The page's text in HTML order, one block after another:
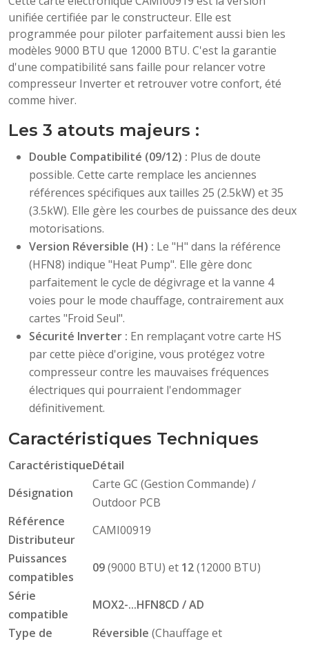
unifiée certifiée par le constructeur. Elle est
programmée pour piloter parfaitement aussi bien les
modèles 9000 BTU que 12000 BTU. C'est la garantie
d'une compatibilité sans faille pour relancer votre
compresseur Inverter et retrouver votre confort, été
comme hiver.
Les 3 atouts majeurs :
Double Compatibilité (09/12) : Plus de doute
possible. Cette carte remplace les anciennes
références spécifiques aux tailles 25 (2.5kW) et 35
(3.5kW). Elle gère les courbes de puissance des deux
motorisations.
Version Réversible (H) : Le "H" dans la référence
(HFN8) indique "Heat Pump". Elle gère donc
parfaitement le cycle de dégivrage et la vanne 4
voies pour le mode chauffage, contrairement aux
cartes "Froid Seul".
Sécurité Inverter : En remplaçant votre carte HS
par cette pièce d'origine, vous protégez votre
compresseur contre les mauvaises fréquences
électriques qui pourraient l'endommager
définitivement.
Caractéristiques Techniques
CaractéristiqueDétail
Désignation
Carte GC (Gestion Commande) /
Outdoor PCB
Référence
Distributeur
CAMI00919
Puissances
compatibles
09(9000 BTU) et 12(12000 BTU)
Série
compatible
MOX2-...HFN8CD / AD
Type de
Réversible (Chauffage et